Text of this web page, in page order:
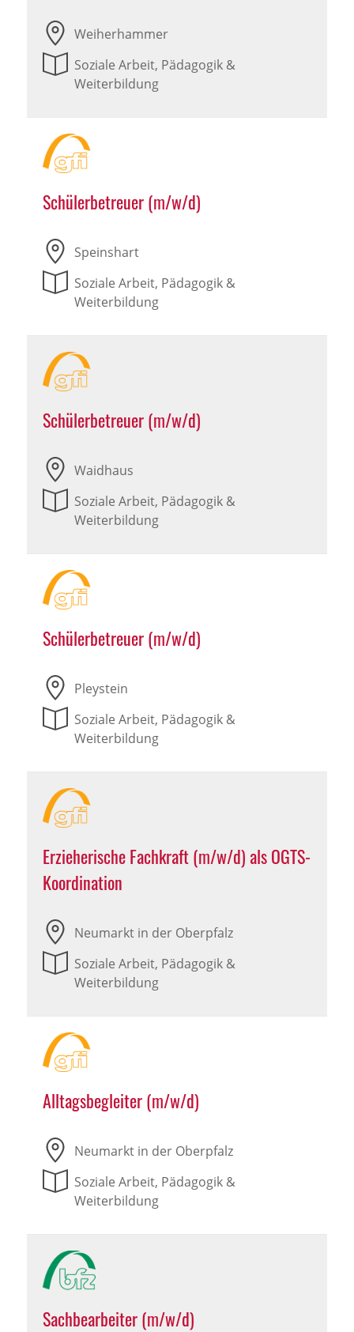
Weiherhammer
Soziale Arbeit, Pädagogik &
Weiterbildung
Schülerbetreuer (m/w/d)
Speinshart
Soziale Arbeit, Pädagogik &
Weiterbildung
Schülerbetreuer (m/w/d)
Waidhaus
Soziale Arbeit, Pädagogik &
Weiterbildung
Schülerbetreuer (m/w/d)
Pleystein
Soziale Arbeit, Pädagogik &
Weiterbildung
Erzieherische Fachkraft (m/w/d) als OGTS-
Koordination
Neumarkt in der Oberpfalz
Soziale Arbeit, Pädagogik &
Weiterbildung
Alltagsbegleiter (m/w/d)
Neumarkt in der Oberpfalz
Soziale Arbeit, Pädagogik &
Weiterbildung
Sachbearbeiter (m/w/d)